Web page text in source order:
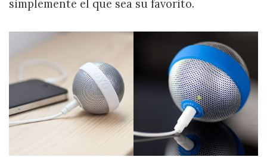
simplemente el que sea su favorito.